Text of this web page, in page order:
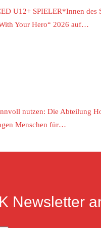
U12+ SPIELER*Innen des
Your Hero“ 2026 auf…
nutzen: Die Abteilung
Menschen für…
Newsletter